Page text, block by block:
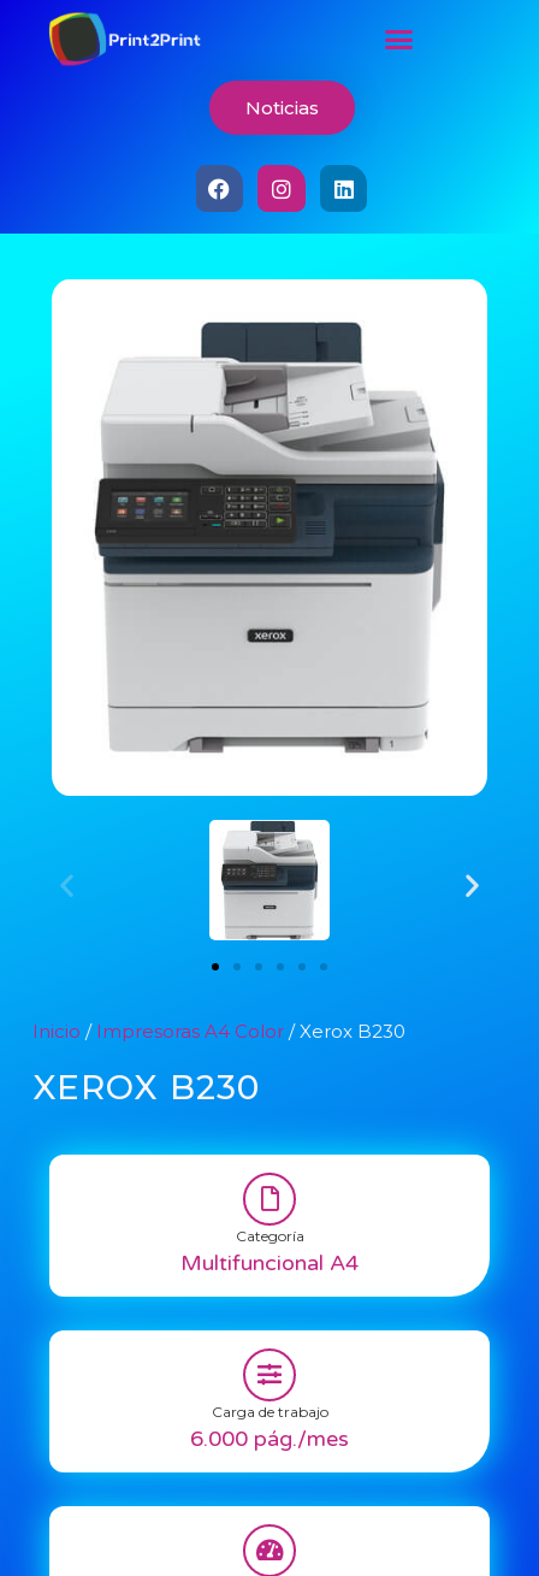
Noticias
Inicio / Impresoras A4 Color / Xerox B230
XEROX B230
Categoría
Multifuncional A4
Carga de trabajo
6.000 pág./mes